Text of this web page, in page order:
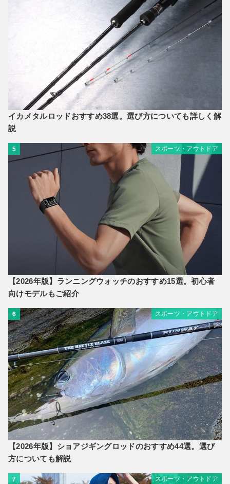
イカメタルロッドおすすめ38選。選び方についても詳しく解
説
5 スポーツ・アウトドア
【2026年版】ランニングウォッチのおすすめ15選。初心者
向けモデルもご紹介
6 スポーツ・アウトドア
【2026年版】ショアジギングロッドのおすすめ44選。選び
方についても解説
7 スポーツ・アウトドア